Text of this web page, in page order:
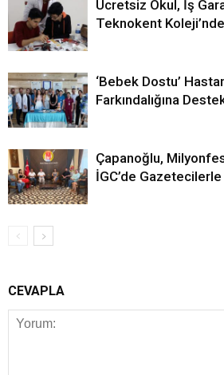
Ücretsiz Okul, İş
Teknokent Koleji’nde
‘Bebek Dostu’
Farkındalığına
Çapanoğlu,
İGC’de
CEVAPLA